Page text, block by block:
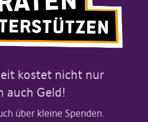
kostet nicht nur
auch Geld!
über kleine Spenden.